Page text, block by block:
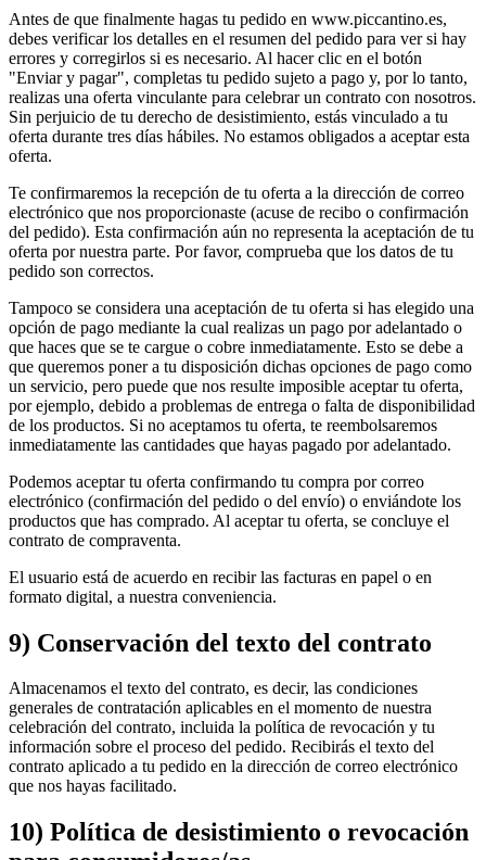
Antes de que finalmente hagas tu pedido en www.piccantino.es,
debes verificar los detalles en el resumen del pedido para ver si hay
errores y corregirlos si es necesario. Al hacer clic en el botón
"Enviar y pagar", completas tu pedido sujeto a pago y, por lo tanto,
realizas una oferta vinculante para celebrar un contrato con nosotros.
Sin perjuicio de tu derecho de desistimiento, estás vinculado a tu
oferta durante tres días hábiles. No estamos obligados a aceptar esta
oferta.
Te confirmaremos la recepción de tu oferta a la dirección de correo
electrónico que nos proporcionaste (acuse de recibo o confirmación
del pedido). Esta confirmación aún no representa la aceptación de tu
oferta por nuestra parte. Por favor, comprueba que los datos de tu
pedido son correctos.
Tampoco se considera una aceptación de tu oferta si has elegido una
opción de pago mediante la cual realizas un pago por adelantado o
que haces que se te cargue o cobre inmediatamente. Esto se debe a
que queremos poner a tu disposición dichas opciones de pago como
un servicio, pero puede que nos resulte imposible aceptar tu oferta,
por ejemplo, debido a problemas de entrega o falta de disponibilidad
de los productos. Si no aceptamos tu oferta, te reembolsaremos
inmediatamente las cantidades que hayas pagado por adelantado.
Podemos aceptar tu oferta confirmando tu compra por correo
electrónico (confirmación del pedido o del envío) o enviándote los
productos que has comprado. Al aceptar tu oferta, se concluye el
contrato de compraventa.
El usuario está de acuerdo en recibir las facturas en papel o en
formato digital, a nuestra conveniencia.
9) Conservación del texto del contrato
Almacenamos el texto del contrato, es decir, las condiciones
generales de contratación aplicables en el momento de nuestra
celebración del contrato, incluida la política de revocación y tu
información sobre el proceso del pedido. Recibirás el texto del
contrato aplicado a tu pedido en la dirección de correo electrónico
que nos hayas facilitado.
10) Política de desistimiento o revocación